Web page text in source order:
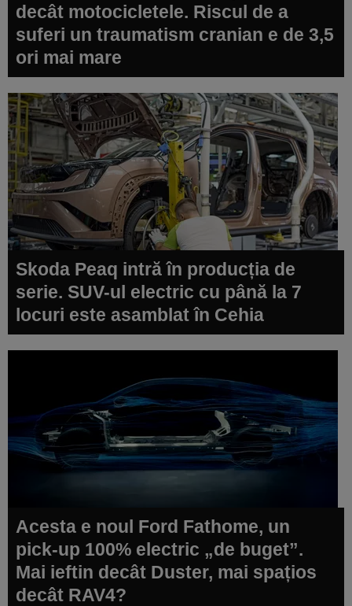
decât motocicletele. Riscul de a
suferi un traumatism cranian e de 3,5
ori mai mare
Skoda Peaq intră în producția de
serie. SUV-ul electric cu până la 7
locuri este asamblat în Cehia
Acesta e noul Ford Fathome, un
pick-up 100% electric „de buget”.
Mai ieftin decât Duster, mai spațios
decât RAV4?